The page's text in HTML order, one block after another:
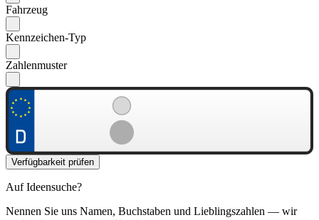
Fahrzeug
Kennzeichen-Typ
Zahlenmuster
Verfügbarkeit prüfen
Auf Ideensuche?
Nennen Sie uns Namen, Buchstaben und Lieblingszahlen — wir